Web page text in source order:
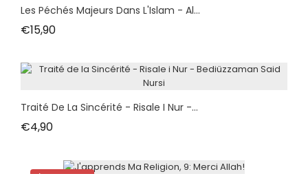
Les Péchés Majeurs Dans L'Islam - Al...
€15,90Fiyat
Traité De La Sincérité - Risale I Nur -...
€4,90Fiyat